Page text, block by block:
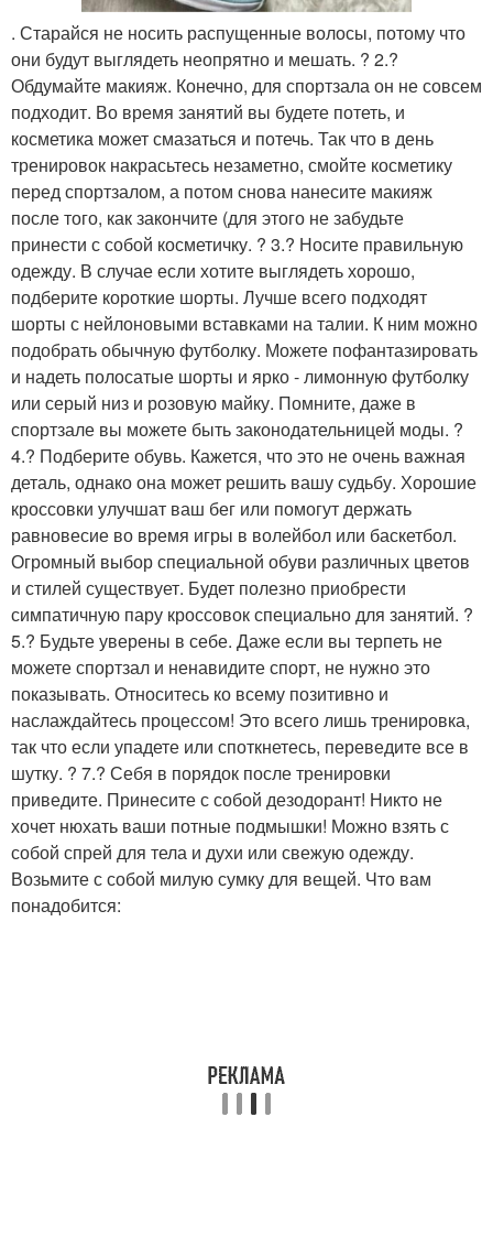
. Старайся не носить распущенные волосы, потому что
они будут выглядеть неопрятно и мешать. ? 2.?
Обдумайте макияж. Конечно, для спортзала он не совсем
подходит. Во время занятий вы будете потеть, и
косметика может смазаться и потечь. Так что в день
тренировок накрасьтесь незаметно, смойте косметику
перед спортзалом, а потом снова нанесите макияж
после того, как закончите (для этого не забудьте
принести с собой косметичку. ? 3.? Носите правильную
одежду. В случае если хотите выглядеть хорошо,
подберите короткие шорты. Лучше всего подходят
шорты с нейлоновыми вставками на талии. К ним можно
подобрать обычную футболку. Можете пофантазировать
и надеть полосатые шорты и ярко - лимонную футболку
или серый низ и розовую майку. Помните, даже в
спортзале вы можете быть законодательницей моды. ?
4.? Подберите обувь. Кажется, что это не очень важная
деталь, однако она может решить вашу судьбу. Хорошие
кроссовки улучшат ваш бег или помогут держать
равновесие во время игры в волейбол или баскетбол.
Огромный выбор специальной обуви различных цветов
и стилей существует. Будет полезно приобрести
симпатичную пару кроссовок специально для занятий. ?
5.? Будьте уверены в себе. Даже если вы терпеть не
можете спортзал и ненавидите спорт, не нужно это
показывать. Относитесь ко всему позитивно и
наслаждайтесь процессом! Это всего лишь тренировка,
так что если упадете или споткнетесь, переведите все в
шутку. ? 7.? Себя в порядок после тренировки
приведите. Принесите с собой дезодорант! Никто не
хочет нюхать ваши потные подмышки! Можно взять с
собой спрей для тела и духи или свежую одежду.
Возьмите с собой милую сумку для вещей. Что вам
понадобится: